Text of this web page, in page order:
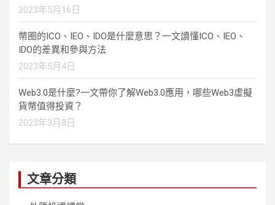
2023年5月16日
幣圈的ICO、IEO、IDO是什麼意思？一文讀懂ICO、IEO、
IDO的差異和參與方法
2023年5月4日
Web3.0是什麼?一文帶你了解Web3.0應用，哪些Web3虛擬
貨幣值得投資？
2023年3月8日
文章分類